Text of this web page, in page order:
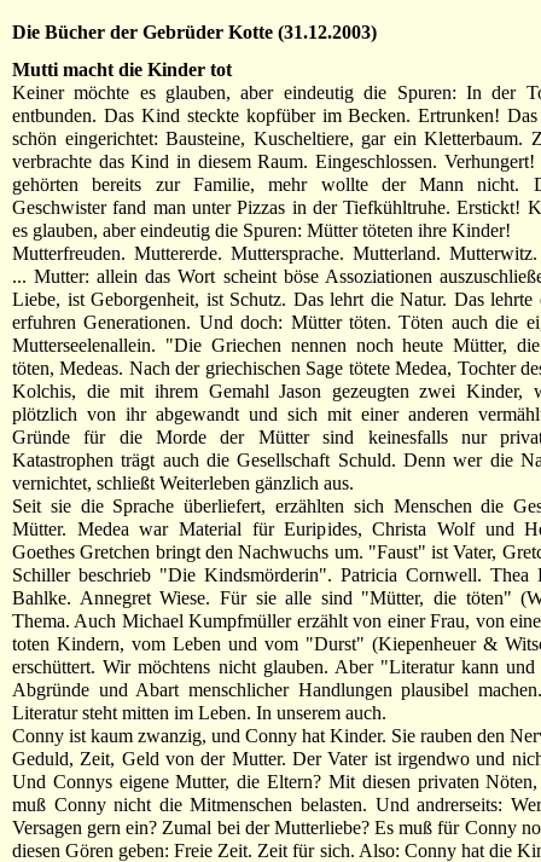
Die Bücher der Gebrüder Kotte (31.12.2003)
Mutti macht die Kinder tot
Keiner möchte es glauben, aber eindeutig die Spuren: In der
entbunden. Das Kind steckte kopfüber im Becken. Ertrunken!
schön eingerichtet: Bausteine, Kuscheltiere, gar ein Kletterbaum.
verbrachte das Kind in diesem Raum. Eingeschlossen.
gehörten bereits zur Familie, mehr wollte der Mann nicht.
Geschwister fand man unter Pizzas in der Tiefkühltruhe. Erstickt!
es glauben, aber eindeutig die Spuren: Mütter töteten ihre Kinder!
Mutterfreuden. Muttererde. Muttersprache. Mutterland.
... Mutter: allein das Wort scheint böse Assoziationen
Liebe, ist Geborgenheit, ist Schutz. Das lehrt die Natur. Das
erfuhren Generationen. Und doch: Mütter töten. Töten auch die
Mutterseelenallein. "Die Griechen nennen noch heute Mütter,
töten, Medeas. Nach der griechischen Sage tötete Medea, Tochter
Kolchis, die mit ihrem Gemahl Jason gezeugten zwei Kinder,
plötzlich von ihr abgewandt und sich mit einer anderen
Gründe für die Morde der Mütter sind keinesfalls nur
Katastrophen trägt auch die Gesellschaft Schuld. Denn wer die
vernichtet, schließt Weiterleben gänzlich aus.
Seit sie die Sprache überliefert, erzählten sich Menschen die
Mütter. Medea war Material für Euripides, Christa Wolf und
Goethes Gretchen bringt den Nachwuchs um. "Faust" ist Vater,
Schiller beschrieb "Die Kindsmörderin". Patricia Cornwell. Thea
Bahlke. Annegret Wiese. Für sie alle sind "Mütter, die töten"
Thema. Auch Michael Kumpfmüller erzählt von einer Frau, von
toten Kindern, vom Leben und vom "Durst" (Kiepenheuer &
erschüttert. Wir möchtens nicht glauben. Aber "Literatur kann
Abgründe und Abart menschlicher Handlungen plausibel
Literatur steht mitten im Leben. In unserem auch.
Conny ist kaum zwanzig, und Conny hat Kinder. Sie rauben den
Geduld, Zeit, Geld von der Mutter. Der Vater ist irgendwo und
Und Connys eigene Mutter, die Eltern? Mit diesen privaten
muß Conny nicht die Mitmenschen belasten. Und andrerseits:
Versagen gern ein? Zumal bei der Mutterliebe? Es muß für Conny
diesen Gören geben: Freie Zeit. Zeit für sich. Also: Conny hat die